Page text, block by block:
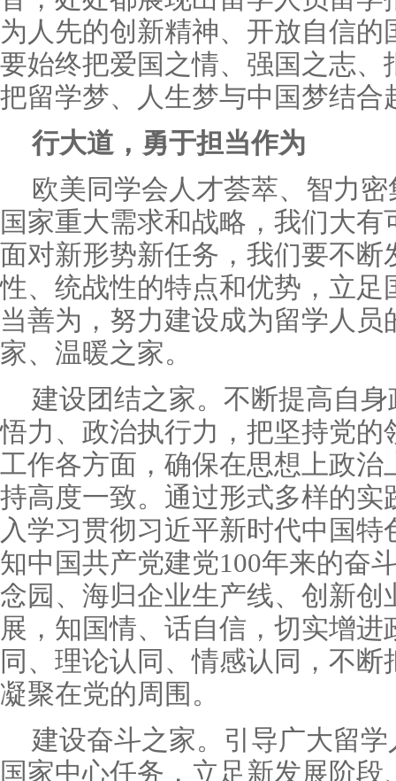
为人先的创新精神、开放自信的
要始终把爱国之情、强国之志、
把留学梦、人生梦与中国梦结合
行大道，勇于担当作为
欧美同学会人才荟萃、智力
国家重大需求和战略，我们大
面对新形势新任务，我们要不断
性、统战性的特点和优势，立足
当善为，努力建设成为留学人员
家、温暖之家。
建设团结之家。不断提高自
悟力、政治执行力，把坚持党的
工作各方面，确保在思想上政治
持高度一致。通过形式多样的实
入学习贯彻习近平新时代中国
知中国共产党建党100年来的奋
念园、海归企业生产线、创新创
展，知国情、话自信，切实增进
同、理论认同、情感认同，不
凝聚在党的周围。
建设奋斗之家。引导广大留
国家中心任务，立足新发展阶